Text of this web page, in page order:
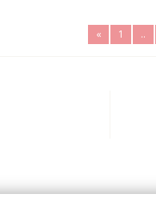
« 1 ..